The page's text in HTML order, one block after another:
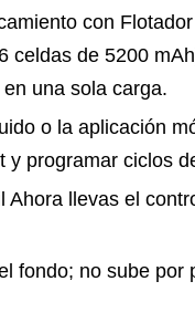
con
celdas de 5200
una sola carga.
o la aplicación
y programar ciclos
Ahora llevas el
fondo; no sube por